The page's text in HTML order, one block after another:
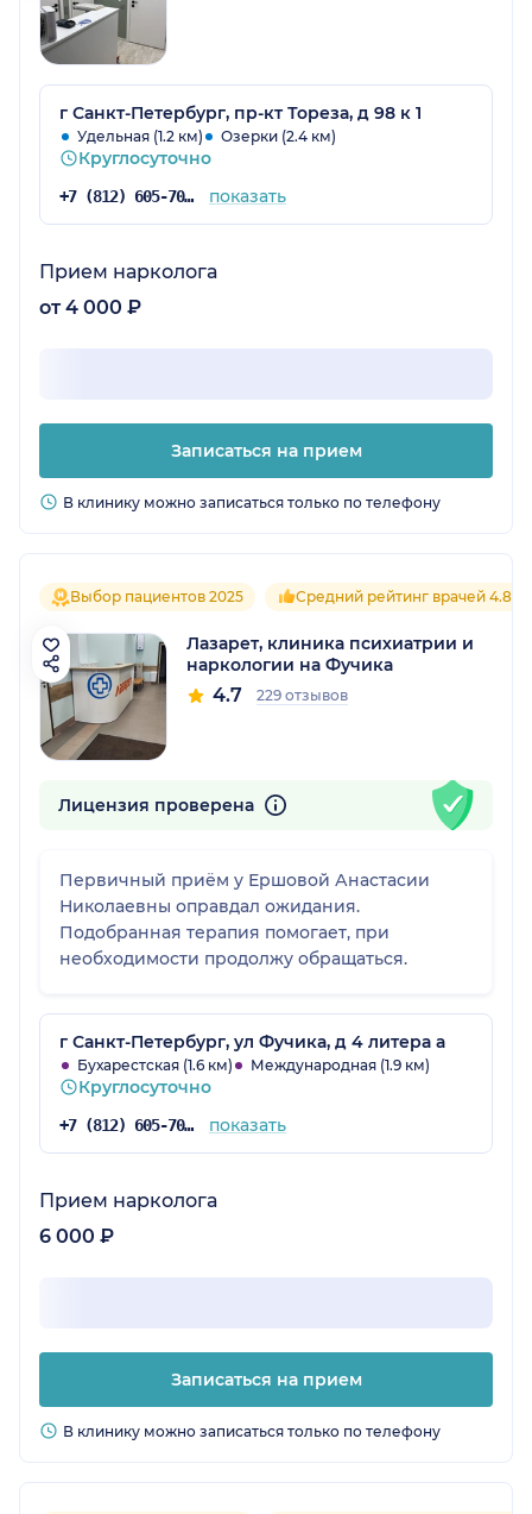
г Санкт-Петербург, пр-кт Тореза, д 98 к 1
Удельная (1.2 км) Озерки (2.4 км)
Круглосуточно
+7 (812) 605-70-34 показать
Прием нарколога
от 4 000 ₽
Записаться на прием
В клинику можно записаться только по телефону
Выбор пациентов 2025 Средний рейтинг врачей 4.8
Лазарет, клиника психиатрии и
наркологии на Фучика
4.7 229 отзывов
Лицензия проверена
Первичный приём у Ершовой Анастасии
Николаевны оправдал ожидания.
Подобранная терапия помогает, при
необходимости продолжу обращаться.
г Санкт-Петербург, ул Фучика, д 4 литера а
Бухарестская (1.6 км) Международная (1.9 км)
Круглосуточно
+7 (812) 605-70-92 показать
Прием нарколога
6 000 ₽
Записаться на прием
В клинику можно записаться только по телефону